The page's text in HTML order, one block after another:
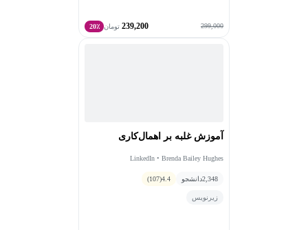
299,000
239,200 تومان 20٪
آموزش غلبه بر اهمال‌کاری
LinkedIn • Brenda Bailey Hughes
2,348دانشجو 4.4
(107)
زیرنویس